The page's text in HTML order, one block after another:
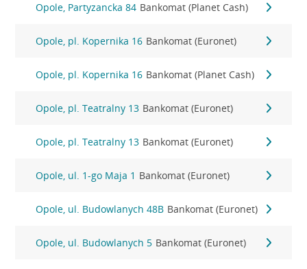
Opole, Partyzancka 84 Bankomat (Planet Cash)
Opole, pl. Kopernika 16 Bankomat (Euronet)
Opole, pl. Kopernika 16 Bankomat (Planet Cash)
Opole, pl. Teatralny 13 Bankomat (Euronet)
Opole, pl. Teatralny 13 Bankomat (Euronet)
Opole, ul. 1-go Maja 1 Bankomat (Euronet)
Opole, ul. Budowlanych 48B Bankomat (Euronet)
Opole, ul. Budowlanych 5 Bankomat (Euronet)